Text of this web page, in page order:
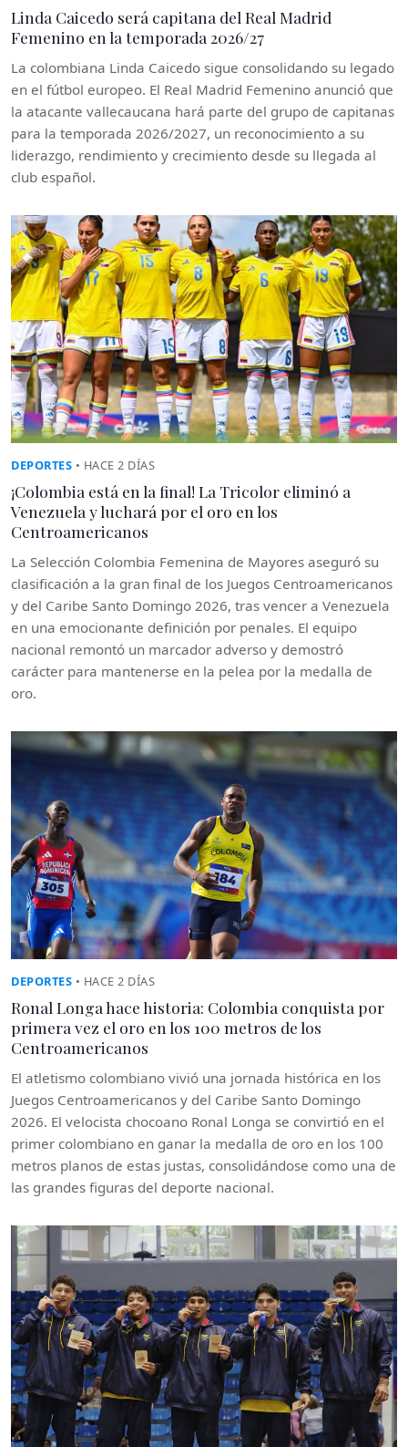
Linda Caicedo será capitana del Real Madrid
Femenino en la temporada 2026/27
La colombiana Linda Caicedo sigue consolidando su legado
en el fútbol europeo. El Real Madrid Femenino anunció que
la atacante vallecaucana hará parte del grupo de capitanas
para la temporada 2026/2027, un reconocimiento a su
liderazgo, rendimiento y crecimiento desde su llegada al
club español.
DEPORTES • HACE 2 DÍAS
¡Colombia está en la final! La Tricolor eliminó a
Venezuela y luchará por el oro en los
Centroamericanos
La Selección Colombia Femenina de Mayores aseguró su
clasificación a la gran final de los Juegos Centroamericanos
y del Caribe Santo Domingo 2026, tras vencer a Venezuela
en una emocionante definición por penales. El equipo
nacional remontó un marcador adverso y demostró
carácter para mantenerse en la pelea por la medalla de
oro.
DEPORTES • HACE 2 DÍAS
Ronal Longa hace historia: Colombia conquista por
primera vez el oro en los 100 metros de los
Centroamericanos
El atletismo colombiano vivió una jornada histórica en los
Juegos Centroamericanos y del Caribe Santo Domingo
2026. El velocista chocoano Ronal Longa se convirtió en el
primer colombiano en ganar la medalla de oro en los 100
metros planos de estas justas, consolidándose como una de
las grandes figuras del deporte nacional.